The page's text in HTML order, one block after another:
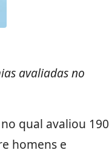
avaliadas no
qual avaliou 190
homens e